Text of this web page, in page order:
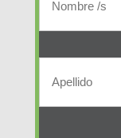
del
primario